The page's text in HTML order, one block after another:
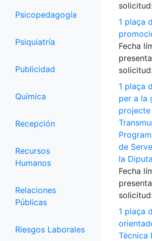
Psicopedagogía
Psiquiatría
Publicidad
Química
Recepción
Recursos
Humanos
Relaciones
Públicas
Riesgos Laborales
1 plaça
Fecha
1 plaça
per a la
de
la
Fecha
1 plaça
Tècnica